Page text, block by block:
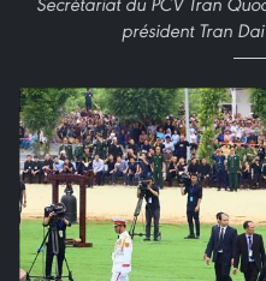
président Tran